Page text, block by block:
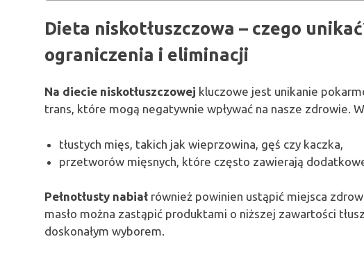
Dieta niskotłuszczowa – czego
ograniczenia i eliminacji
Na diecie niskotłuszczowej kluczowe jest unikanie
trans, które mogą negatywnie wpływać na nasze zdrowie.
tłustych mięs, takich jak wieprzowina, gęś czy kaczka,
przetworów mięsnych, które często zawierają
Pełnotłusty nabiał również powinien ustąpić miejsca
masło można zastąpić produktami o niższej zawartości
doskonałym wyborem.